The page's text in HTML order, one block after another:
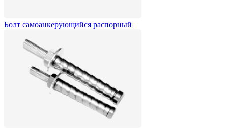
Болт самоанкерующийся распорный